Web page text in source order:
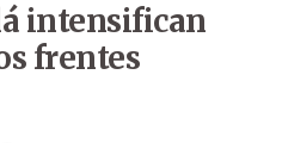
intensifican
frentes